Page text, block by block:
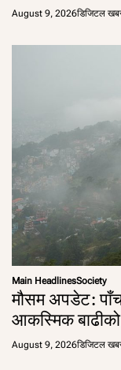
August 9, 2026डिजिटल
Main HeadlinesSociety
मौसम अपडेट: पाँच
आकस्मिक बाढीको
August 9, 2026डिजिटल